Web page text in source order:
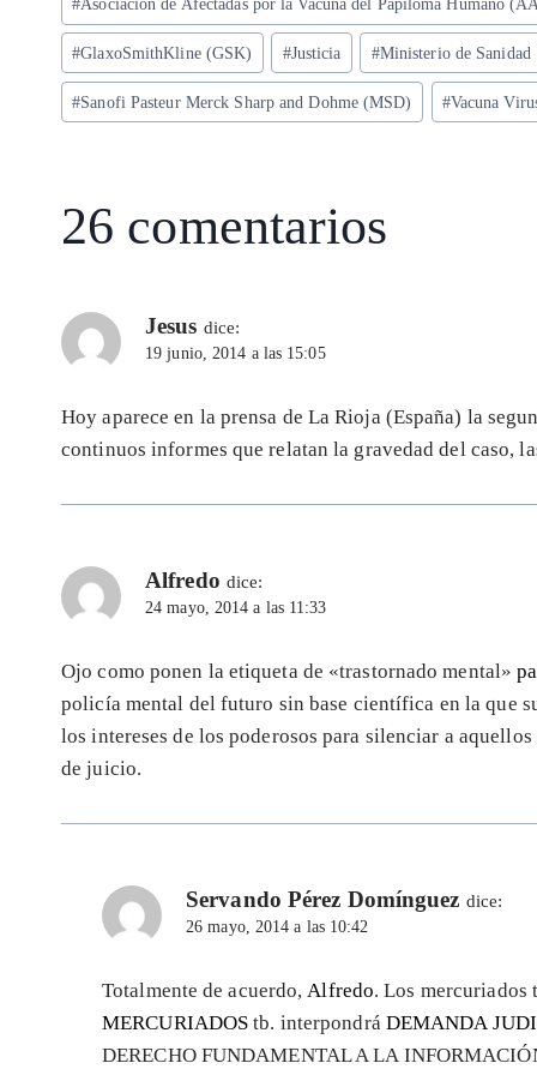
A
p
p
ra
m
o
o
k
dI
n
l
de
la
entrada:
#Asociación de Afectadas por la Vacuna del Papiloma Humano
#GlaxoSmithKline (GSK) #Justicia #Ministerio de Sanidad
#Sanofi Pasteur Merck Sharp and Dohme (MSD) #Vacuna
26 comentarios
Jesus dice:
19 junio, 2014 a las 15:05
Hoy aparece en la prensa de La Rioja (España) la
continuos informes que relatan la gravedad del caso,
Alfredo dice:
24 mayo, 2014 a las 11:33
Ojo como ponen la etiqueta de «trastornado mental»
policía mental del futuro sin base científica en la que
los intereses de los poderosos para silenciar a
de juicio.
Servando Pérez Domínguez dice:
26 mayo, 2014 a las 10:42
Totalmente de acuerdo,Alfredo. Los mercuriados
MERCURIADOStb. interpondrá DEMANDA
DERECHO FUNDAMENTAL A LA